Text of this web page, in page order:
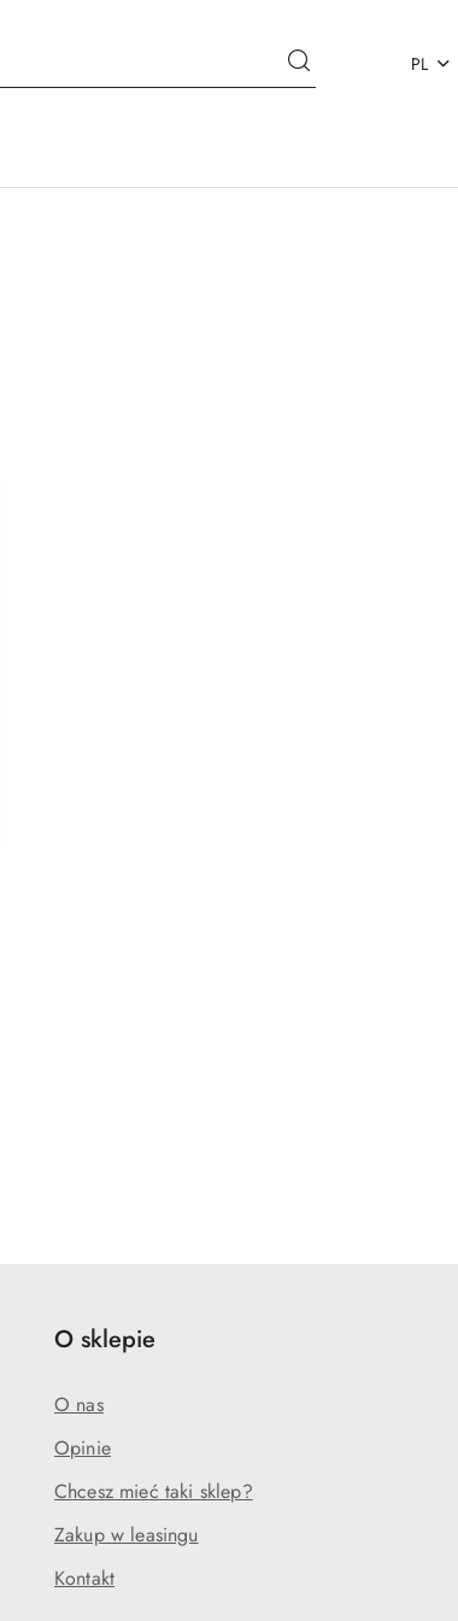
PL
O sklepie
O nas
Opinie
Chcesz mieć taki sklep?
Zakup w leasingu
Kontakt